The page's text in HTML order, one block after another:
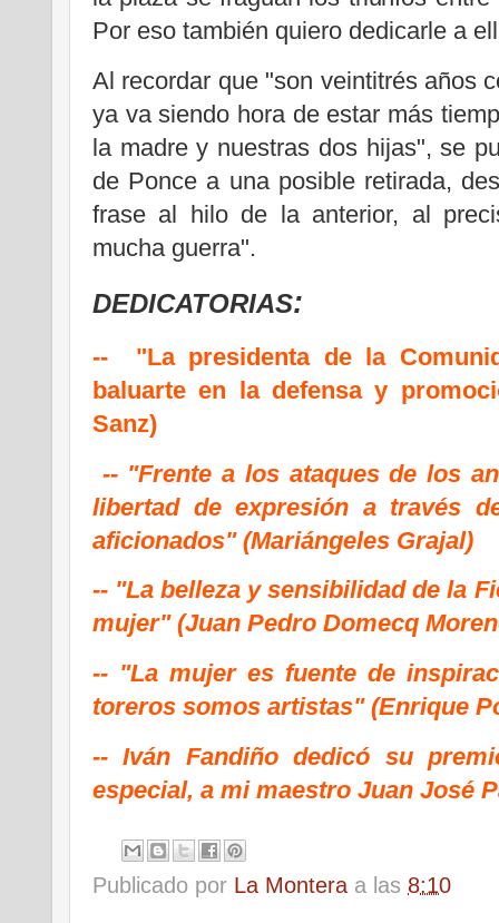
Por eso también quiero dedicarle a
Al recordar que "son veintitrés años
ya va siendo hora de estar más
la madre y nuestras dos hijas", se
de Ponce a una posible retirada,
frase al hilo de la anterior, al
mucha guerra".
DEDICATORIAS:
-- "La presidenta de la
baluarte en la defensa y
Sanz)
-- "Frente a los ataques de los
libertad de expresión a través
aficionados" (Mariángeles Grajal)
-- "La belleza y sensibilidad de la
mujer" (Juan Pedro Domecq
-- "La mujer es fuente de
toreros somos artistas" (Enrique
-- Iván Fandiño dedicó su
especial, a mi maestro Juan José
Publicado por La Montera a las 8:10